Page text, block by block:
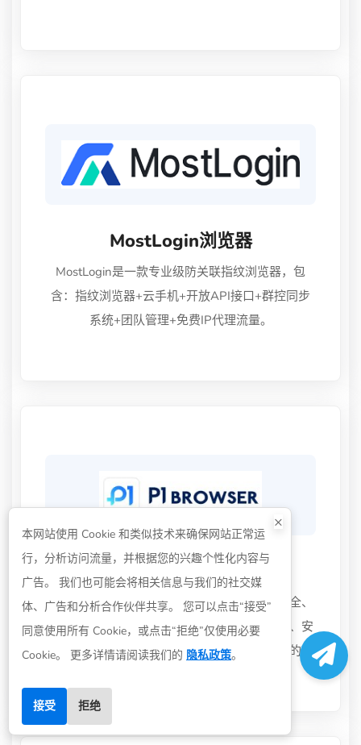
MostLogin浏览器
MostLogin是一款专业级防关联指纹浏览器，包
含：指纹浏览器+云手机+开放API接口+群控同步
系统+团队管理+免费IP代理流量。
P1browser指纹浏览器
P1Browser指纹浏览器让出海多账号管理更安全、
更高效提升您的网络之旅，P1Browser：轻盈、安
全、无界安全的指纹模拟可靠的数据保护高效的团
×
本网站使用 Cookie 和类似技术来确保网站正常运
行，分析访问流量，并根据您的兴趣个性化内容与
广告。 我们也可能会将相关信息与我们的社交媒
体、广告和分析合作伙伴共享。 您可以点击“接受”
同意使用所有 Cookie，或点击“拒绝”仅使用必要
Cookie。 更多详情请阅读我们的 隐私政策。
接受 拒绝